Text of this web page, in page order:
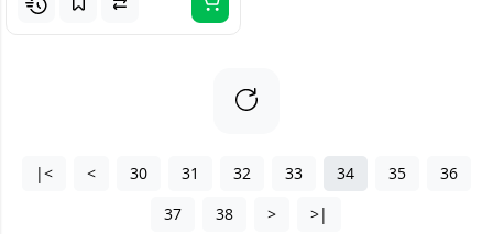
|< < 30 31 32 33 34 35
36
37
38 > >|